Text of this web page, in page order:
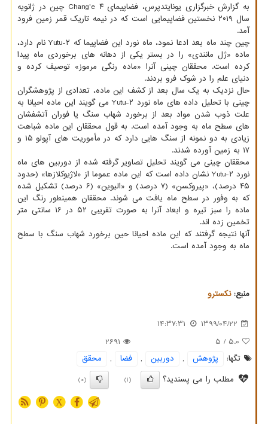
به گزارش خبرگزاری یونایتدپرس، فضاپیمای Chang'e ۴ چین در ژانویه
سال ۲۰۱۹ نخستین فضاپیمایی است که در نیمه تاریک قمر زمین فرود
آمد.
چین چند ماه بعد ادعا نمود، ماه نورد این فضاپیما که Yutu-۲ نام دارد،
ماده «ژل مانندی» را در بستر یکی از دهانه های برخوردی ماه پیدا
کرده است. محققان چینی آنرا «ماده رنگی مرموز» توصیف کرده و
دنیای علم را در شوک فرو بردند.
حال نزدیک به یک سال بعد از کشف این ماده، تعدادی از پژوهشگران
چینی با تحلیل داده های ماه نورد Yutu-۲ می گویند این ماده احیانا به
علت ذوب شدن مواد بعد از برخورد شهاب سنگ یا فوران آتشفشان
های سطح ماه به وجود آمده است. به قول محققان این ماده شباهت
زیادی به دو نمونه از سنگ هایی دارد که در مأموریت های آپولو ۱۵ و
۱۷ به زمین آورده شدند.
محققان چینی می گویند تحلیل تصاویر گرفته شده از دوربین های ماه
نورد Yutu-۲ نشان داده است که این ماده عموما از «لاژیوکلازها» (حدود
۴۵ درصد)، «پیروکسن» (۷ درصد) و «الیوین» (۶ درصد) تشکیل شده
که به وفور در سطح ماه یافت می شوند. محققان همینطور رنگ این
ماده را سبز تیره و ابعاد آنرا به صورت تقریبی ۵۲ در ۱۶ سانتی متر
تخمین زده اند.
آنها نتیجه گرفتند که این ماده احیانا حین برخورد شهاب سنگ با سطح
ماه به وجود آمده است.
منبع:نكسترو
1399/04/22
14:37:31
5.0
/ 5
2691
تگها:
پژوهش , دوربین , فضا ,
محقق
مطلب را می پسندید؟
(1)
(0)
X